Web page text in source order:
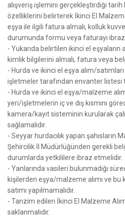
alışveriş işlemini gerçekleştirdiği
özelliklerini belirterek İkinci El
eşya ile ilgili fatura almalı, kolluk
durumunda formu veya faturayı
- Yukarıda belirtilen ikinci el eşyaların
kimlik bilgilerini almalı, fatura veya
- Hurda ve ikinci el eşya alım/satımları
işletmeler tarafından envanter listesi
- Hurda ve ikinci el eşya/malzeme
yeri/işletmelerin iç ve dış kısmını
kamera/kayıt sisteminin kurularak
sağlamalıdır.
- Seyyar hurdacılık yapan şahısların
Şehircilik İl Müdürlüğünden gerekli
durumlarda yetkililere ibraz etmelidir.
- Yanlarında vasileri bulunmadığı
kişilerden eşya/malzeme alımı ve
satımı yapılmamalıdır.
- Tanzim edilen İkinci El Malzeme
saklanmalıdır.